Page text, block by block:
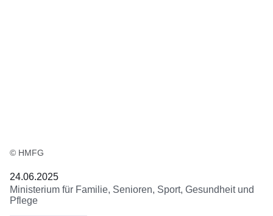
© HMFG
24.06.2025
Ministerium für Familie, Senioren, Sport, Gesundheit und
Pflege